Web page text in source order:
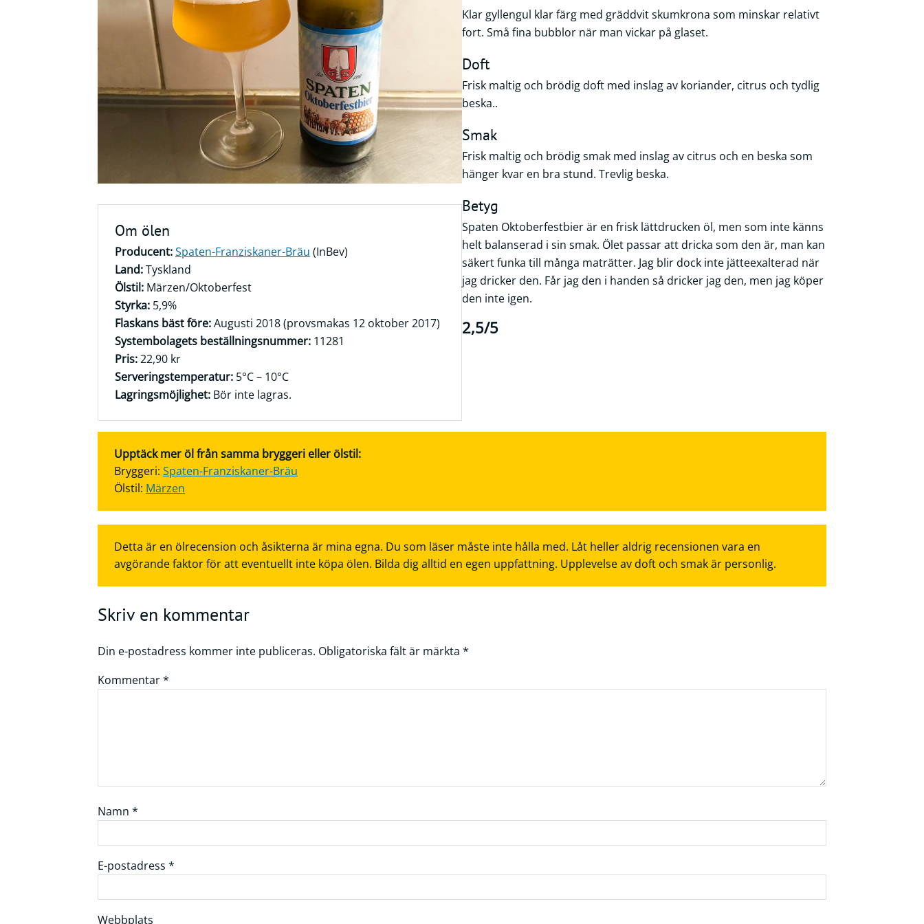
Om ölen
Producent:Spaten-Franziskaner-Bräu (InBev)
Land:Tyskland
Ölstil: Märzen/Oktoberfest
Styrka: 5,9%
Flaskans bäst före:Augusti 2018 (provsmakas 12 oktober 2017)
Systembolagets beställningsnummer: 11281
Pris:22,90 kr
Serveringstemperatur: 5°C – 10°C
Lagringsmöjlighet: Bör inte lagras.
Klar gyllengul klar färg med gräddvit skumkrona som minskar relativt
fort. Små fina bubblor när man vickar på glaset.
Doft
Frisk maltig och brödig doft med inslag av koriander, citrus och tydlig
beska..
Smak
Frisk maltig och brödig smak med inslag av citrus och en beska som
hänger kvar en bra stund. Trevlig beska.
Betyg
Spaten Oktoberfestbier är en frisk lättdrucken öl, men som inte känns
helt balanserad i sin smak. Ölet passar att dricka som den är, man kan
säkert funka till många maträtter. Jag blir dock inte jätteexalterad när
jag dricker den. Får jag den i handen så dricker jag den, men jag köper
den inte igen.
2,5/5
Upptäck mer öl från samma bryggeri eller ölstil:
Bryggeri: Spaten-Franziskaner-Bräu
Ölstil: Märzen
Detta är en ölrecension och åsikterna är mina egna. Du som läser måste inte hålla med. Låt heller aldrig recensionen vara en
avgörande faktor för att eventuellt inte köpa ölen. Bilda dig alltid en egen uppfattning. Upplevelse av doft och smak är personlig.
Skriv en kommentar
Din e-postadress kommer inte publiceras. Obligatoriska fält är märkta *
Kommentar*
Namn *
E-postadress *
Webbplats